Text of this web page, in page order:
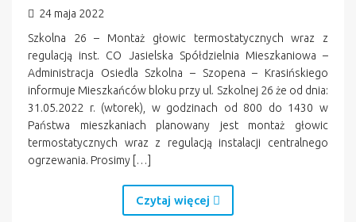
24 maja 2022
Szkolna 26 – Montaż głowic termostatycznych wraz z
regulacją inst. CO Jasielska Spółdzielnia Mieszkaniowa –
Administracja Osiedla Szkolna – Szopena – Krasińskiego
informuje Mieszkańców bloku przy ul. Szkolnej 26 że od dnia:
31.05.2022 r. (wtorek), w godzinach od 800 do 1430 w
Państwa mieszkaniach planowany jest montaż głowic
termostatycznych wraz z regulacją instalacji centralnego
ogrzewania. Prosimy […]
Czytaj więcej